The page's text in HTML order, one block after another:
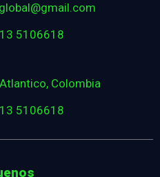
5106618
Colombia
5106618